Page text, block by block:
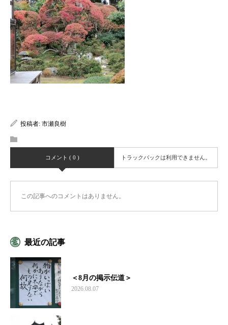
投稿者: 市瀬良樹
コメント ( 0 ) トラックバックは利用できません。
この記事へのコメントはありません。
最近の記事
＜8月の掲示伝道＞
2026.08.07